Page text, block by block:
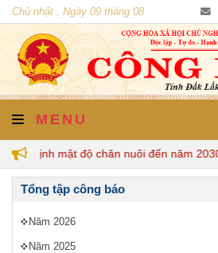
Chủ nhật , Ngày 09 tháng 08
năm 2026
MENU
quy định mật độ chăn nuôi đến năm 2030
Tổng tập công báo
Năm 2026
Năm 2025